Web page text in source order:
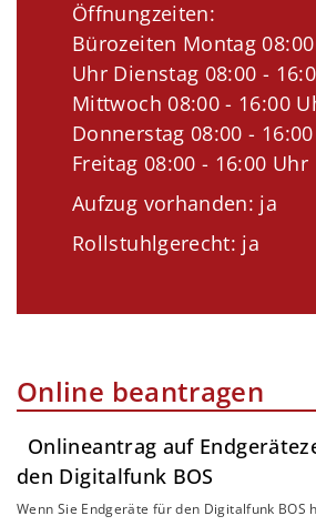
Öffnungzeiten:
Bürozeiten Montag
Uhr Dienstag 08:00 -
Mittwoch 08:00 - 16:00
Donnerstag 08:00 -
Freitag 08:00 - 16:00 Uhr
Aufzug vorhanden: ja
Rollstuhlgerecht: ja
Online beantragen
Onlineantrag auf
den Digitalfunk BOS
Wenn Sie Endgeräte für den Digitalfunk BOS